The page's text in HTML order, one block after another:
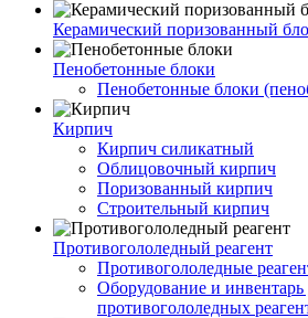
Керамический поризованный
Пенобетонные блоки
Пенобетонные блоки
Кирпич
Кирпич силикатный
Облицовочный кирпич
Поризованный кирпич
Строительный кирпич
Противогололедный реагент
Противогололедные
Оборудование и инвентарь
противогололедных